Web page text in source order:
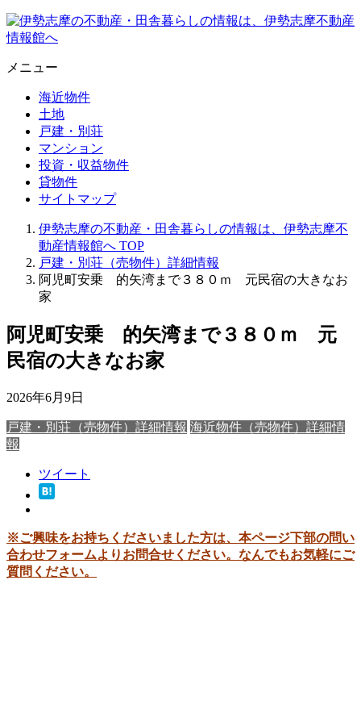
メニュー
海近物件
土地
戸建・別荘
マンション
投資・収益物件
貸物件
サイトマップ
伊勢志摩の不動産・田舎暮らしの情報は、伊勢志摩不
動産情報館へ TOP
戸建・別荘（売物件）詳細情報
阿児町安乗 的矢湾まで３８０ｍ 元民宿の大きなお
家
阿児町安乗 的矢湾まで３８０ｍ 元
民宿の大きなお家
2026年6月9日
戸建・別荘（売物件）詳細情報 海近物件（売物件）詳細情
報
ツイート
※ご興味をお持ちくださいました方は、本ページ下部の問い
合わせフォームよりお問合せください。なんでもお気軽にご
質問ください。